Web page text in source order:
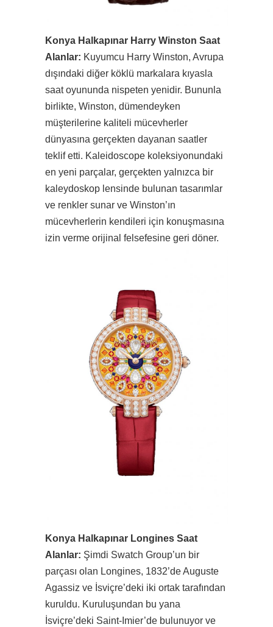
Konya Halkapınar Harry Winston Saat
Alanlar: Kuyumcu Harry Winston, Avrupa
dışındaki diğer köklü markalara kıyasla
saat oyununda nispeten yenidir. Bununla
birlikte, Winston, dümendeyken
müşterilerine kaliteli mücevherler
dünyasına gerçekten dayanan saatler
teklif etti. Kaleidoscope koleksiyonundaki
en yeni parçalar, gerçekten yalnızca bir
kaleydoskop lensinde bulunan tasarımlar
ve renkler sunar ve Winston’ın
mücevherlerin kendileri için konuşmasına
izin verme orijinal felsefesine geri döner.
Konya Halkapınar Longines Saat
Alanlar: Şimdi Swatch Group’un bir
parçası olan Longines, 1832’de Auguste
Agassiz ve İsviçre’deki iki ortak tarafından
kuruldu. Kuruluşundan bu yana
İsviçre’deki Saint-Imier’de bulunuyor ve